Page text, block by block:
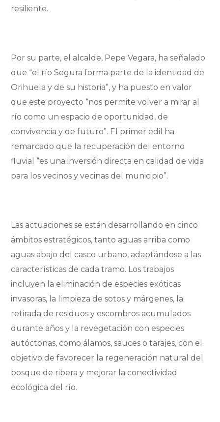
resiliente.
Por su parte, el alcalde, Pepe Vegara, ha señalado
que “el río Segura forma parte de la identidad de
Orihuela y de su historia”, y ha puesto en valor
que este proyecto “nos permite volver a mirar al
río como un espacio de oportunidad, de
convivencia y de futuro”. El primer edil ha
remarcado que la recuperación del entorno
fluvial “es una inversión directa en calidad de vida
para los vecinos y vecinas del municipio”.
Las actuaciones se están desarrollando en cinco
ámbitos estratégicos, tanto aguas arriba como
aguas abajo del casco urbano, adaptándose a las
características de cada tramo. Los trabajos
incluyen la eliminación de especies exóticas
invasoras, la limpieza de sotos y márgenes, la
retirada de residuos y escombros acumulados
durante años y la revegetación con especies
autóctonas, como álamos, sauces o tarajes, con el
objetivo de favorecer la regeneración natural del
bosque de ribera y mejorar la conectividad
ecológica del río.